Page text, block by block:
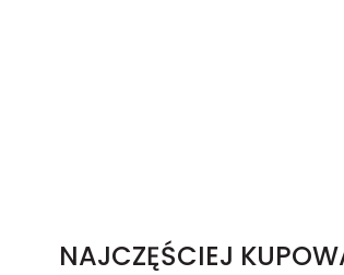
NAJCZĘŚCIEJ